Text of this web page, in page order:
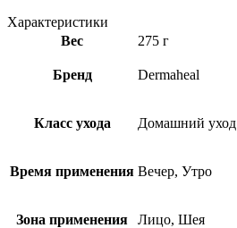
Характеристики
Вес
275 г
Бренд Dermaheal
Класс ухода Домашний уход
Время применения Вечер, Утро
Зона применения Лицо, Шея